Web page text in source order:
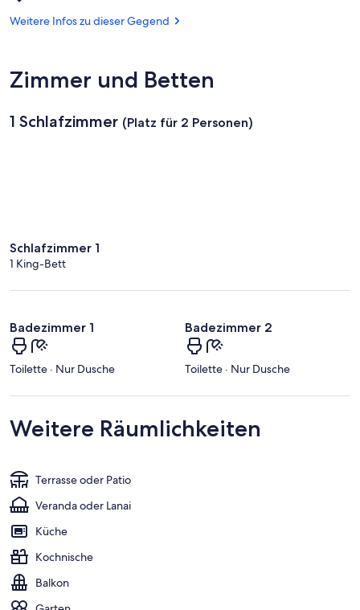
von
Weitere Infos zu dieser Gegend
Zimmer und Betten
1 Schlafzimmer (Platz für 2 Personen)
Schlafzimmer 1
1 King-Bett
Badezimmer 1
Toilette · Nur Dusche
Badezimmer 2
Toilette · Nur Dusche
Weitere Räumlichkeiten
Terrasse oder Patio
Veranda oder Lanai
Küche
Kochnische
Balkon